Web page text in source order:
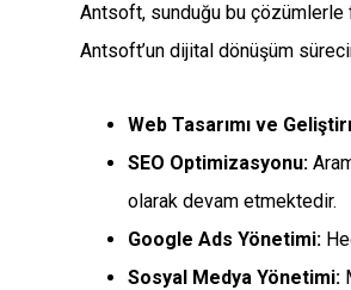
Antsoft, sunduğu bu çözümlerle
Antsoft’un dijital dönüşüm
Web Tasarımı ve
SEO Optimizasyonu:
olarak devam etmektedir.
Google Ads Yönetimi:
Sosyal Medya Yönetimi: